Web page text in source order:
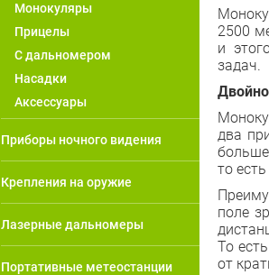
2500
и
задач.
два
то
поле
То
от
Монокуляры
Прицелы
С дальномером
Насадки
Аксессуары
Приборы ночного видения
Крепления на оружие
Лазерные дальномеры
Портативные метеостанции